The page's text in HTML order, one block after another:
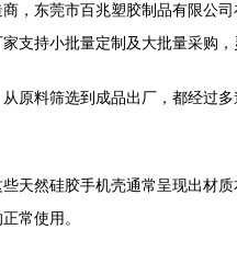
，东莞市百兆塑胶制品有限公
支持小批量定制及大批量采购，
原料筛选到成品出厂，都经过
天然硅胶手机壳通常呈现出材
常使用。